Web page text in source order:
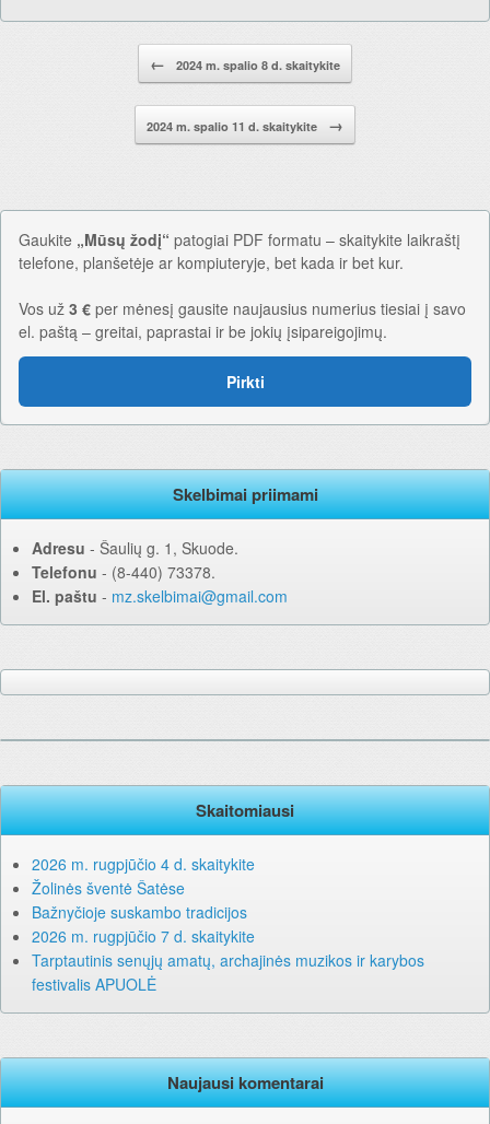
← 2024 m. spalio 8 d. skaitykite
2024 m. spalio 11 d. skaitykite →
Gaukite „Mūsų žodį“ patogiai PDF formatu – skaitykite laikraštį
telefone, planšetėje ar kompiuteryje, bet kada ir bet kur.
Vos už 3 € per mėnesį gausite naujausius numerius tiesiai į savo
el. paštą – greitai, paprastai ir be jokių įsipareigojimų.
Pirkti
Skelbimai priimami
Adresu ‐ Šaulių g. 1, Skuode.
Telefonu ‐ (8-440) 73378.
El. paštu ‐ mz.skelbimai@gmail.com
Skaitomiausi
2026 m. rugpjūčio 4 d. skaitykite
Žolinės šventė Šatėse
Bažnyčioje suskambo tradicijos
2026 m. rugpjūčio 7 d. skaitykite
Tarptautinis senųjų amatų, archajinės muzikos ir karybos
festivalis APUOLĖ
Naujausi komentarai